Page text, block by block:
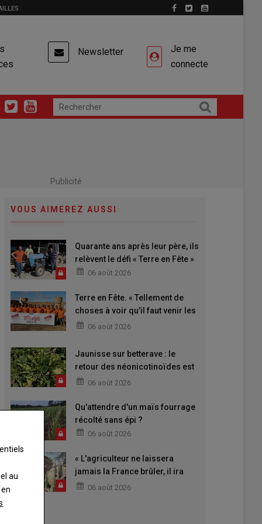
Newsletter
Je me
connecte
Publicité
VOUS AIMEREZ AUSSI
Quarante ans après leur père, ils
relèvent le défi « Terre en Fête »
06 août 2026
Terre en Fête. « Tellement de
choses à voir qu'il faut venir les
deux jours »
06 août 2026
Jaunisse sur betterave : le
retour des néonicotinoïdes est
attendu
06 août 2026
Qu'attendre d'un maïs fourrage
récolté sans épi ?
06 août 2026
« L'agriculteur ne laissera
jamais la France brûler, il ira
aider »06 août 2026
au